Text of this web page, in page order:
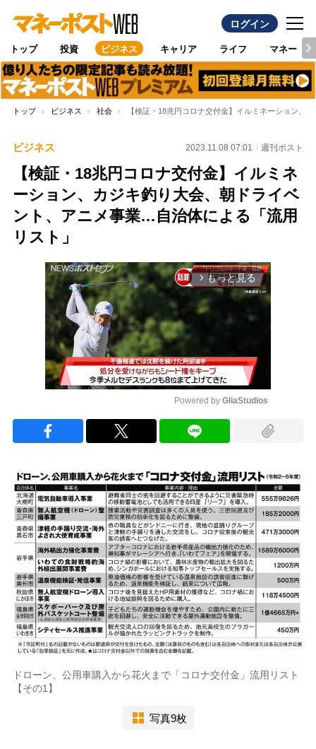
ログイン
トップ 投資 ビジネス キャリア ライフ マネー
トップ ビジネス 社会 【検証・18兆円コロナ交付金】イルミネーション、
ビジネス 2023.11.08 07:01 週刊ポスト
【検証・18兆円コロナ交付金】イルミネ
ーション、カジキ釣り大会、朝ドライベ
ント、アニメ事業…自治体による「流用
リスト」
arrow_forward_ios もっと見る
Powered by GliaStudios
ドローン、公用車購入から花火まで「コロナ交付金」流用リスト
【その1】
写真9枚